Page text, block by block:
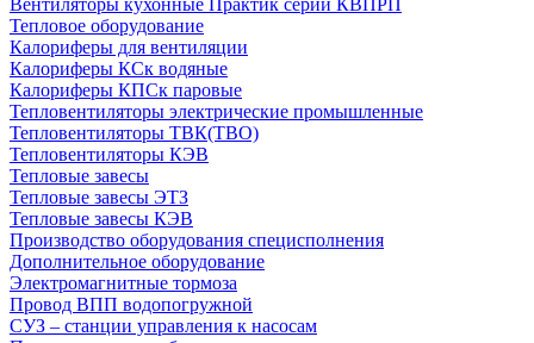
Вентиляторы кухонные Практик серии КВПРП
Тепловое оборудование
Калориферы для вентиляции
Калориферы КСк водяные
Калориферы КПСк паровые
Тепловентиляторы электрические промышленные
Тепловентиляторы ТВК(ТВО)
Тепловентиляторы КЭВ
Тепловые завесы
Тепловые завесы ЭТЗ
Тепловые завесы КЭВ
Производство оборудования специсполнения
Дополнительное оборудование
Электромагнитные тормоза
Провод ВПП водопогружной
СУЗ – станции управления к насосам